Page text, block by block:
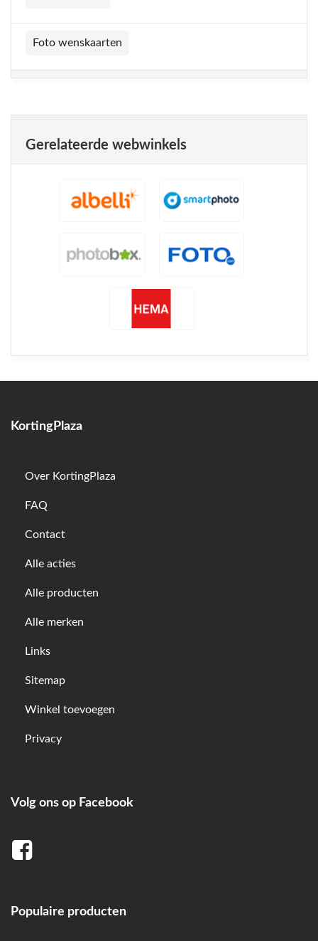
Foto wenskaarten
Gerelateerde webwinkels
KortingPlaza
Over KortingPlaza
FAQ
Contact
Alle acties
Alle producten
Alle merken
Links
Sitemap
Winkel toevoegen
Privacy
Volg ons op Facebook
Populaire producten